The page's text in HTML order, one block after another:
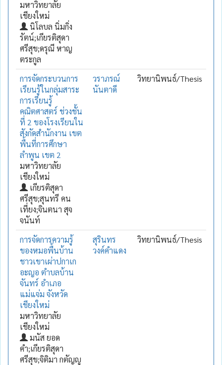
มหาวิทยาลัย
เชียงใหม่
นิโลบล นิ่มกิ่ง
รัตน์;เกียรติสุดา
ศรีสุข;ดรุณี หาญ
ตระกูล
การจัดกระบวนการ
เรียนรู้ในกลุ่มสาระ
การเรียนรู้
คณิตศาสตร์ ช่วงชั้น
ที่ 2 ของโรงเรียนใน
สังกัดสำนักงาน เขต
พื้นที่การศึกษา
ลำพูน เขต 2
มหาวิทยาลัย
เชียงใหม่
เกียรติสุดา
ศรีสุข;สุนทรี คน
เที่ยง;จินตนา สุจ
จนันท์
วราภรณ์
นันตาดี
วิทยานิพนธ์/Thesis
การจัดการความรู้
ของหมอพื้นบ้าน
ชาวเขาเผ่าปกาเก
อะญอ ตำบลบ้าน
จันทร์ อำเภอ
แม่แจ่ม จังหวัด
เชียงใหม่
มหาวิทยาลัย
เชียงใหม่
มนัส ยอด
คำ;เกียรติสุดา
ศรีสุข;จิติมา กตัญญู
สุรินทร
วงค์คำแดง
วิทยานิพนธ์/Thesis